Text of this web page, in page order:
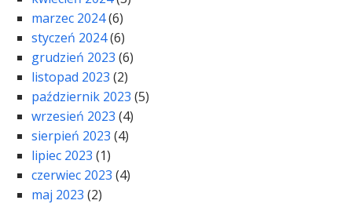
marzec 2024(6)
styczeń 2024(6)
grudzień 2023 (6)
listopad 2023 (2)
październik 2023 (5)
wrzesień 2023 (4)
sierpień 2023 (4)
lipiec 2023 (1)
czerwiec 2023 (4)
maj 2023 (2)